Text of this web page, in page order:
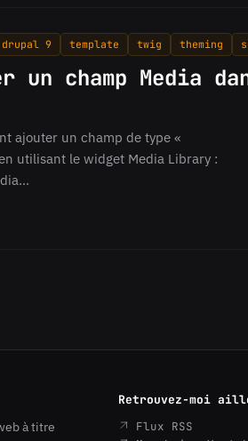
drupal 9 template twig theming
un champ Media
ajouter un champ de type «
utilisant le widget Media Library :
à titre
Retrouvez-moi
Flux RSS